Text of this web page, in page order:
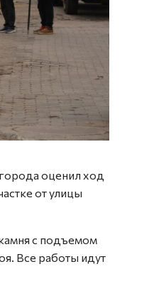
оценил ход
от улицы
с подъемом
Все работы идут